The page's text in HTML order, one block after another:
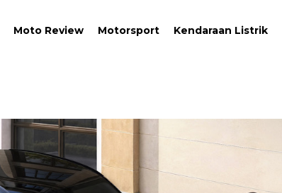
Moto Review Motorsport Kendaraan Listrik